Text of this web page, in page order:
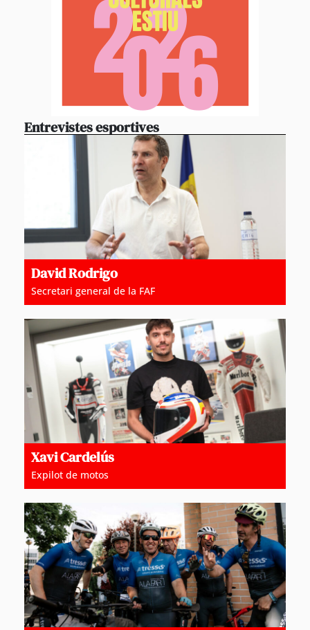
Entrevistes esportives
David Rodrigo
Secretari general de la FAF
Xavi Cardelús
Expilot de motos